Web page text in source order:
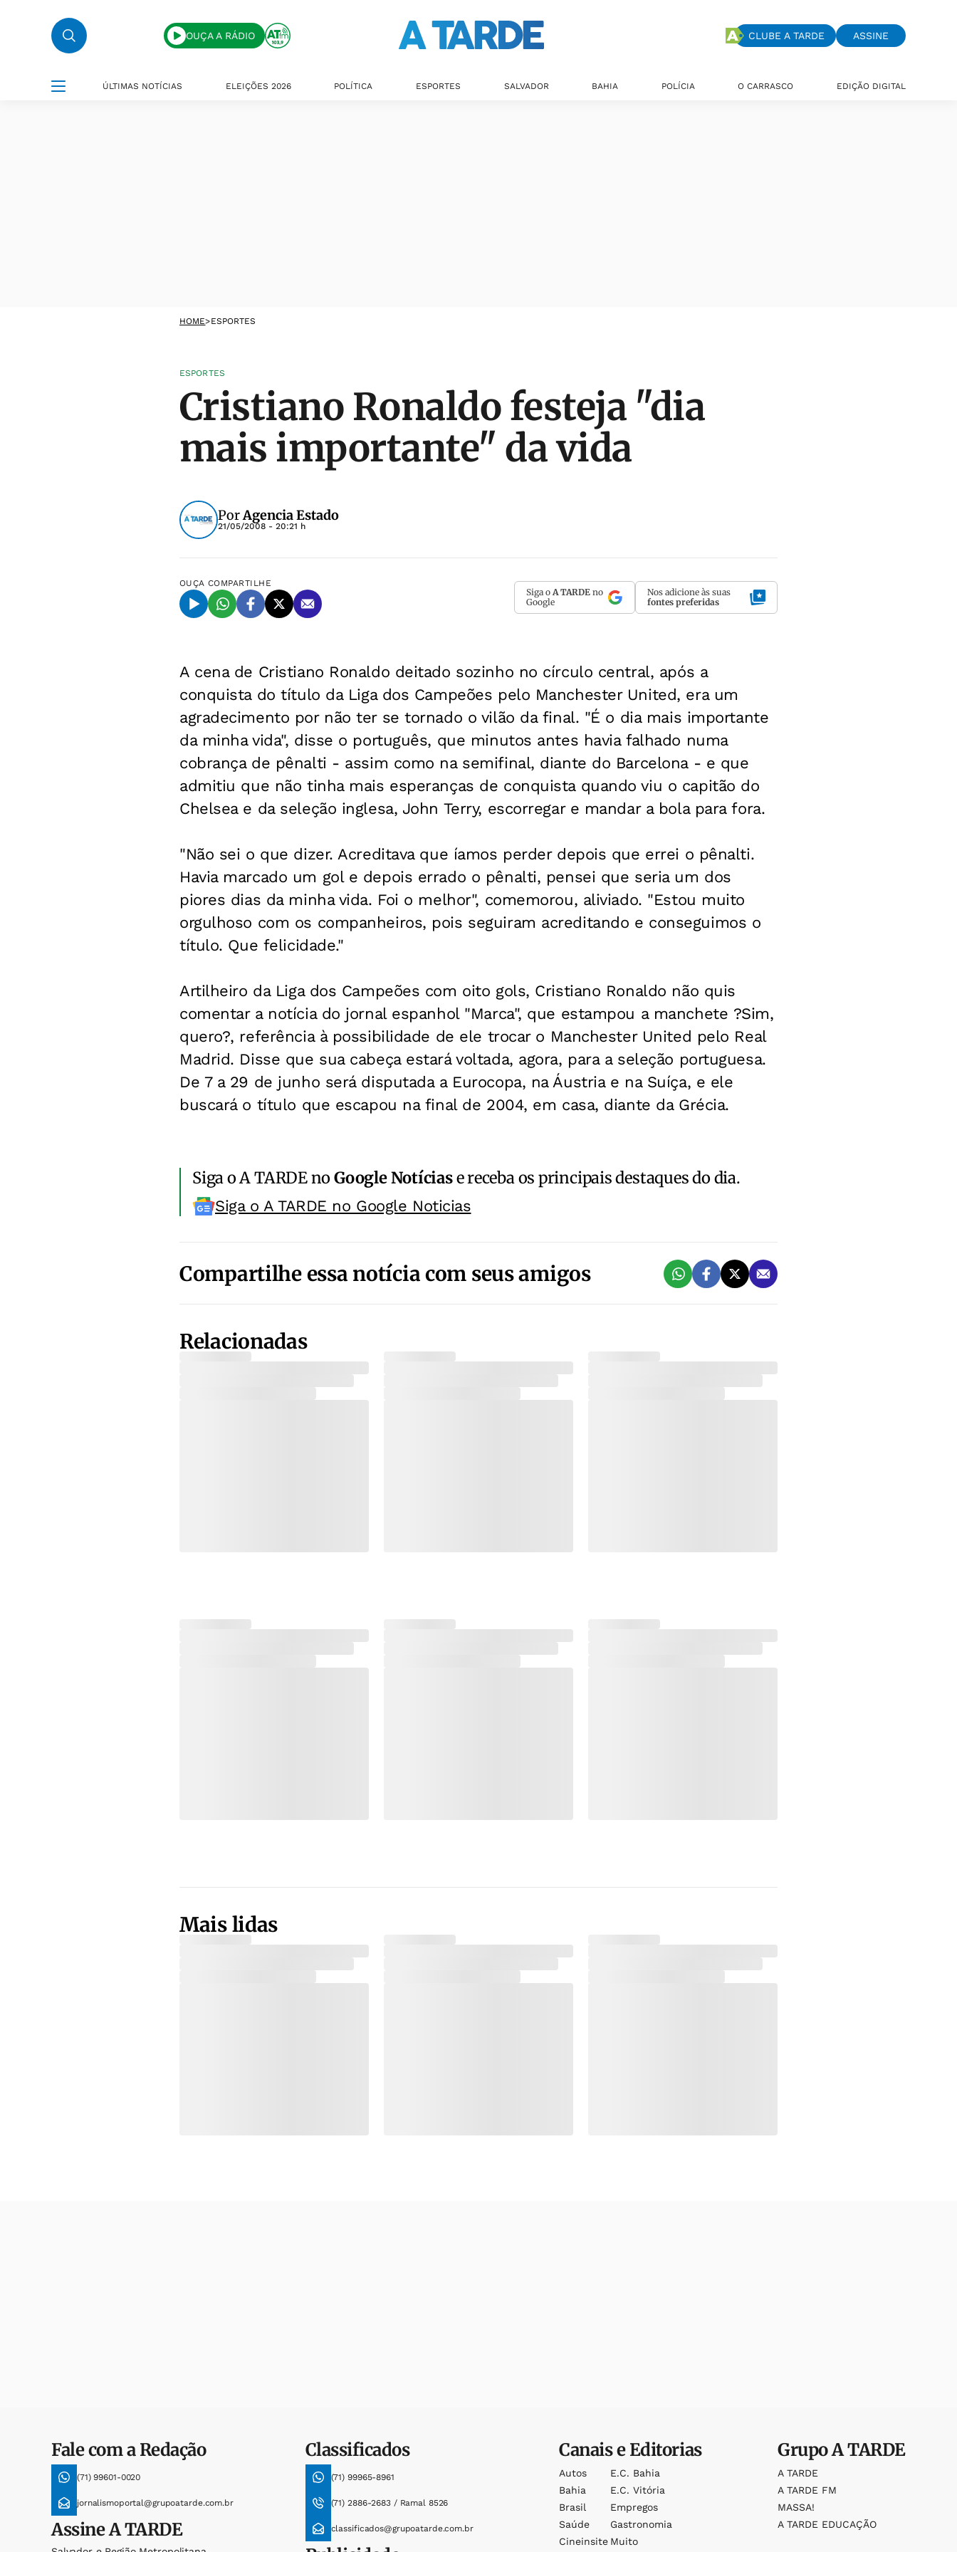
OUÇA A RÁDIO CLUBE A TARDE ASSINE
ÚLTIMAS NOTÍCIAS ELEIÇÕES 2026 POLÍTICA ESPORTES SALVADOR BAHIA POLÍCIA O CARRASCO EDIÇÃO DIGITAL
HOME>ESPORTES
ESPORTES
Cristiano Ronaldo festeja "dia
mais importante" da vida
PorAgencia Estado
21/05/2008 - 20:21 h
OUÇA COMPARTILHE
Siga o A TARDE no
Google
Nos adicione às suas
fontes preferidas
A cena de Cristiano Ronaldo deitado sozinho no círculo central, após a
conquista do título da Liga dos Campeões pelo Manchester United, era um
agradecimento por não ter se tornado o vilão da final. "É o dia mais importante
da minha vida", disse o português, que minutos antes havia falhado numa
cobrança de pênalti - assim como na semifinal, diante do Barcelona - e que
admitiu que não tinha mais esperanças de conquista quando viu o capitão do
Chelsea e da seleção inglesa, John Terry, escorregar e mandar a bola para fora.
"Não sei o que dizer. Acreditava que íamos perder depois que errei o pênalti.
Havia marcado um gol e depois errado o pênalti, pensei que seria um dos
piores dias da minha vida. Foi o melhor", comemorou, aliviado. "Estou muito
orgulhoso com os companheiros, pois seguiram acreditando e conseguimos o
título. Que felicidade."
Artilheiro da Liga dos Campeões com oito gols, Cristiano Ronaldo não quis
comentar a notícia do jornal espanhol "Marca", que estampou a manchete ?Sim,
quero?, referência à possibilidade de ele trocar o Manchester United pelo Real
Madrid. Disse que sua cabeça estará voltada, agora, para a seleção portuguesa.
De 7 a 29 de junho será disputada a Eurocopa, na Áustria e na Suíça, e ele
buscará o título que escapou na final de 2004, em casa, diante da Grécia.
Siga o A TARDE noGoogle Notíciase receba os principais destaques do dia.
Siga o A TARDE no Google Noticias
Compartilhe essa notícia com seus amigos
Relacionadas
Mais lidas
Fale com a Redação
(71) 99601-0020
jornalismoportal@grupoatarde.com.br
AssineA TARDE
Classificados
(71) 99965-8961
(71) 2886-2683 / Ramal 8526
classificados@grupoatarde.com.br
Canais e Editorias
Autos
Bahia
Brasil
Saúde
Cineinsite
E.c. Bahia
E.c. Vitória
Empregos
Gastronomia
Muito
GrupoA TARDE
A TARDE
A TARDE FM
MASSA!
A TARDE EDUCAÇÃO